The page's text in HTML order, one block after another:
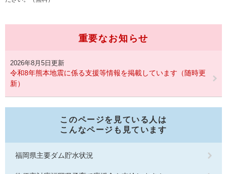
重要なお知らせ
2026年8月5日更新
令和8年熊本地震に係る支援等情報を掲載しています（随時更
新）
このページを見ている人は
こんなページも見ています
福岡県主要ダム貯水状況